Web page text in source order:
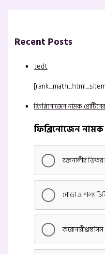
Recent Posts
tedt
ফিব্রিনোজেন নামক
ফিব্রিনোজেন
রক্তনালীর
পোড়া ও শল্য
করোনারীথ্রম্বসিস